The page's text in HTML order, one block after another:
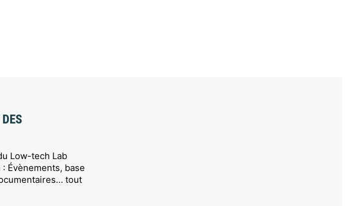
Low-tech Lab
Évènements, base
tout